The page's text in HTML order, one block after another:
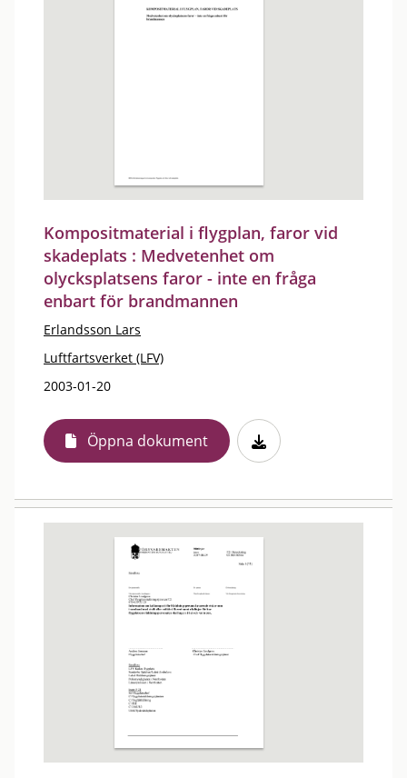
Kompositmaterial i flygplan, faror vid
skadeplats : Medvetenhet om
olycksplatsens faror - inte en fråga
enbart för brandmannen
Erlandsson Lars
Luftfartsverket (LFV)
2003-01-20
Öppna dokument